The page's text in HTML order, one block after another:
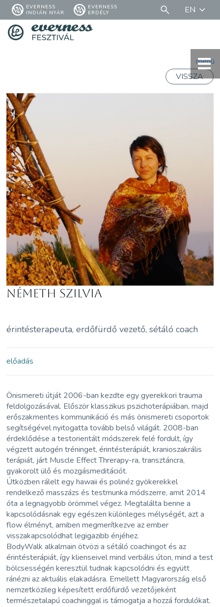
EVERNESS
INDIÁN NYÁR
EVERNESS
ERDÉLY
EN
menü
VISSZA
Németh Szilvia
érintésterapeuta, erdőfürdő vezető, sétáló coach
előadás
Önismereti útját 2006-ban kezdte egy gyerekkori trauma
feldolgozásával. Először klasszikus pszichoterápiában, majd
erőszakmentes kommunikáció és más önismereti csoportok
segítségével nyitogatta tovább belső világát. 2008-ban
érdeklődése a testorientált módszerek felé fordult, így
végzett autogén tréninget, érintésterápiát, kranioszakrális
terápiát, járt Muscle Effect Threrapy-ra, transztáncra,
gyakorolt ülő és mozgásmeditációt.
Útközben rálelt egy hawaii és polinéz gyökerekkel
rendelkező masszázs és testmunka módszerre, amit 2014
óta a legnagyobb örömmel végez. Megtalálta benne a
kapcsolódásnak egy egészen különleges mélységét, azt a
flow élményt, amiben megmerítkezve az ember
visszakapcsolódhat legigazibb énjéhez.
BodyWalk alkalmain ötvözi a sétáló coachingot és az
érintésterápiát, így klienseivel mind verbális úton, mind a test
bölcsességén keresztül tudnak kapcsolódni és együtt
ránézni az aktuális elakadásra. Emellett Magyarország első
nemzetközileg képesített erdőfürdő vezetőjeként
természetalapú coachinggal is támogatja a hozzá fordulókat.